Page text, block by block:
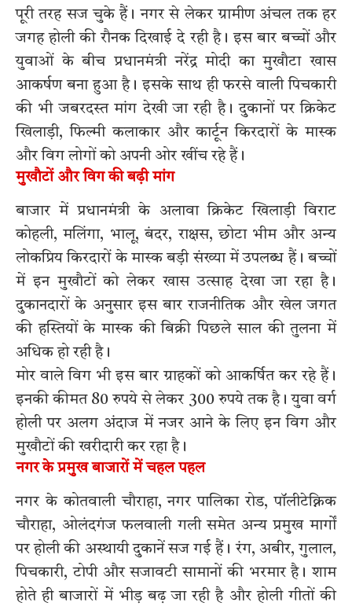
पूरी तरह सज चुके हैं। नगर से लेकर ग्रामीण अंचल तक हर
जगह होली की रौनक दिखाई दे रही है। इस बार बच्चों और
युवाओं के बीच प्रधानमंत्री नरेंद्र मोदी का मुखौटा खास
आकर्षण बना हुआ है। इसके साथ ही फरसे वाली पिचकारी
की भी जबरदस्त मांग देखी जा रही है। दुकानों पर क्रिकेट
खिलाड़ी, फिल्मी कलाकार और कार्टून किरदारों के मास्क
और विग लोगों को अपनी ओर खींच रहे हैं।
मुखौटों और विग की बढ़ी मांग
बाजार में प्रधानमंत्री के अलावा क्रिकेट खिलाड़ी विराट
कोहली, मलिंगा, भालू, बंदर, राक्षस, छोटा भीम और अन्य
लोकप्रिय किरदारों के मास्क बड़ी संख्या में उपलब्ध हैं। बच्चों
में इन मुखौटों को लेकर खास उत्साह देखा जा रहा है।
दुकानदारों के अनुसार इस बार राजनीतिक और खेल जगत
की हस्तियों के मास्क की बिक्री पिछले साल की तुलना में
अधिक हो रही है।
मोर वाले विग भी इस बार ग्राहकों को आकर्षित कर रहे हैं।
इनकी कीमत 80 रुपये से लेकर 300 रुपये तक है। युवा वर्ग
होली पर अलग अंदाज में नजर आने के लिए इन विग और
मुखौटों की खरीदारी कर रहा है।
नगर के प्रमुख बाजारों में चहल पहल
नगर के कोतवाली चौराहा, नगर पालिका रोड, पॉलीटेक्निक
चौराहा, ओलंदगंज फलवाली गली समेत अन्य प्रमुख मार्गों
पर होली की अस्थायी दुकानें सज गई हैं। रंग, अबीर, गुलाल,
पिचकारी, टोपी और सजावटी सामानों की भरमार है। शाम
होते ही बाजारों में भीड़ बढ़ जा रही है और होली गीतों की